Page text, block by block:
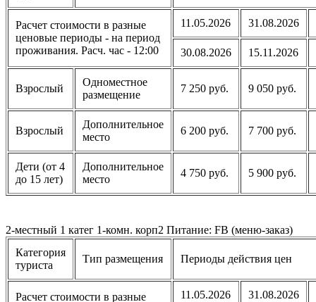
Расчет стоимости в разные
ценовые периоды - на период
проживания. Расч. час - 12:00
11.05.2026 31.08.2026
30.08.2026 15.11.2026
Взрослый
Одноместное
размещение
7 250 руб. 9 050 руб.
Взрослый
Дополнительное
место
6 200 руб. 7 700 руб.
Дети (от 4
до 15 лет)
Дополнительное
место
4 750 руб. 5 900 руб.
2-местный 1 катег 1-комн. корп2 Питание: FB (меню-заказ)
Категория
туриста
Тип размещения Периоды действия цен
Расчет стоимости в разные 11.05.2026 31.08.2026